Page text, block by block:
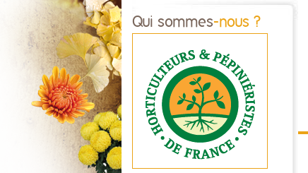
Qui sommes-nous ?